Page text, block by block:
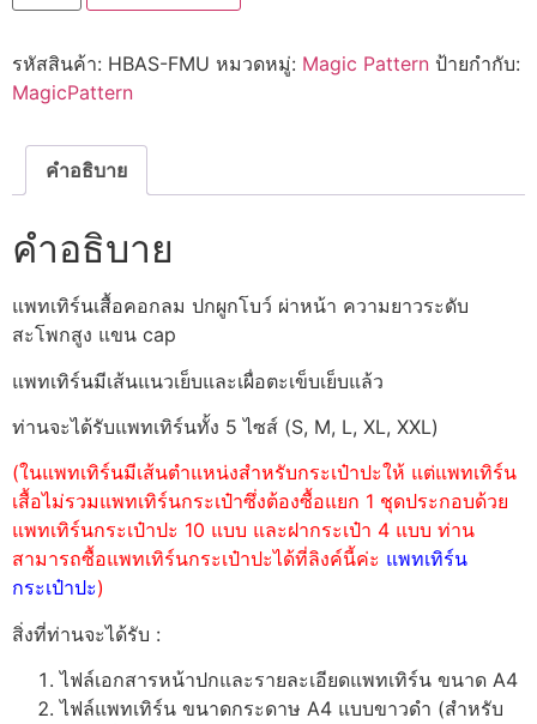
รหัสสินค้า: HBAS-FMU หมวดหมู่: Magic Pattern ป้ายกำกับ:
MagicPattern
คำอธิบาย
คำอธิบาย
แพทเทิร์นเสื้อคอกลม ปกผูกโบว์ ผ่าหน้า ความยาวระดับ
สะโพกสูง แขน cap
แพทเทิร์นมีเส้นแนวเย็บและเผื่อตะเข็บเย็บแล้ว
ท่านจะได้รับแพทเทิร์นทั้ง 5 ไซส์ (S, M, L, XL, XXL)
(ในแพทเทิร์นมีเส้นตำแหน่งสำหรับกระเป๋าปะให้ แต่แพทเทิร์น
เสื้อไม่รวมแพทเทิร์นกระเป๋าซึ่งต้องซื้อแยก 1 ชุดประกอบด้วย
แพทเทิร์นกระเป๋าปะ 10 แบบ และฝากระเป๋า 4 แบบ ท่าน
สามารถซื้อแพทเทิร์นกระเป๋าปะได้ที่ลิงค์นี้ค่ะ แพทเทิร์น
กระเป๋าปะ)
สิ่งที่ท่านจะได้รับ :
ไฟล์เอกสารหน้าปกและรายละเอียดแพทเทิร์น ขนาด A4
ไฟล์แพทเทิร์น ขนาดกระดาษ A4 แบบขาวดำ (สำหรับ